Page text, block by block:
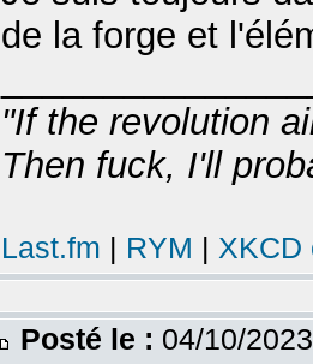
de la forge et
"If the revolution
Then fuck, I'll
Last.fm | RYM | XKCD
Posté le : 04/10/